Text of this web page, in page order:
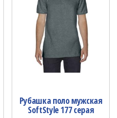
Рубашка поло мужская
SoftStyle 177 серая